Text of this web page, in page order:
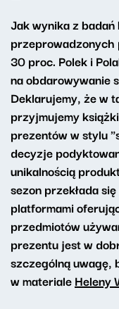
Jak wynika z badań
przeprowadzonych
30 proc. Polek i
na obdarowywanie
Deklarujemy, że w
przyjmujemy
prezentów w stylu
decyzje
unikalnością
sezon przekłada
platformami
przedmiotów
prezentu jest w
szczególną uwagę,
w materialeHeleny